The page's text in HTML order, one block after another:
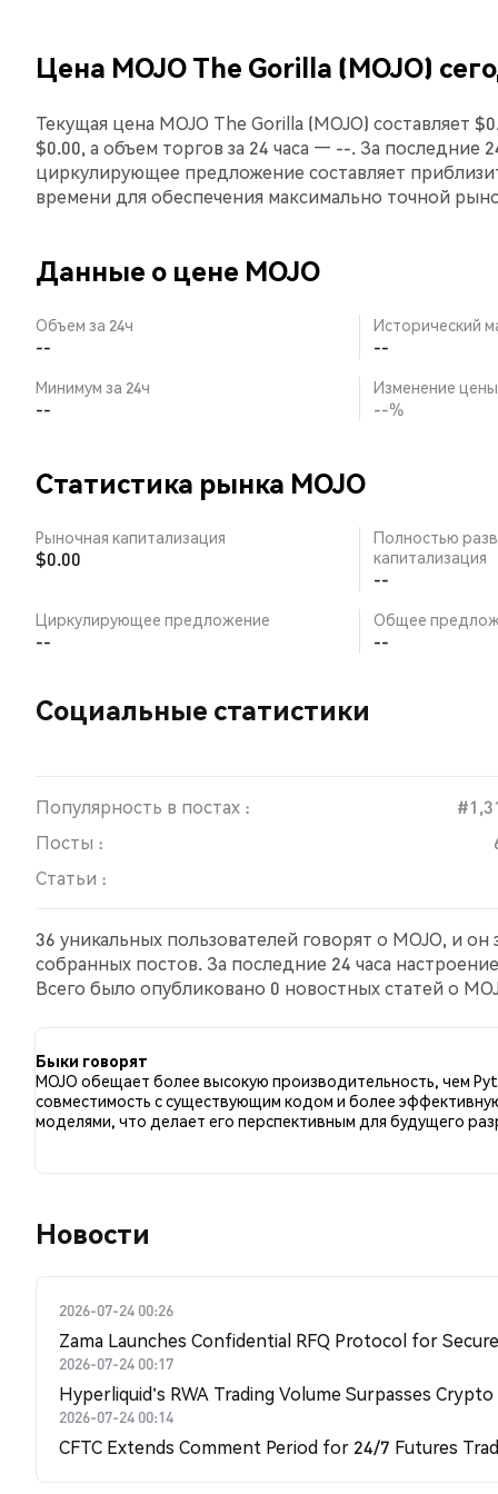
Цена MOJO The Gorilla (MOJO)
Текущая цена MOJO The Gorilla (MOJO) составляет
$0.00, а объем торгов за 24 часа — --. За последние
циркулирующее предложение составляет
времени для обеспечения максимально точной
Данные о цене MOJO
Объем за 24ч
--
Исторический
--
Минимум за 24ч
--
Изменение цены
--%
Статистика рынка MOJO
Рыночная капитализация
$0.00
Полностью
капитализация
--
Циркулирующее предложение
--
Общее
--
Социальные статистики
Популярность в постах :
Посты :
Статьи :
36 уникальных пользователей говорят о MOJO, и
собранных постов. За последние 24 часа
Всего было опубликовано 0 новостных статей о
Быки говорят
MOJO обещает более высокую производительность, чем
совместимость с существующим кодом и более
моделями, что делает его перспективным для будущего
Новости
2026-07-24 00:26
Zama Launches Confidential RFQ Protocol for
2026-07-24 00:17
Hyperliquid's RWA Trading Volume Surpasses
2026-07-24 00:14
CFTC Extends Comment Period for 24/7 Futures